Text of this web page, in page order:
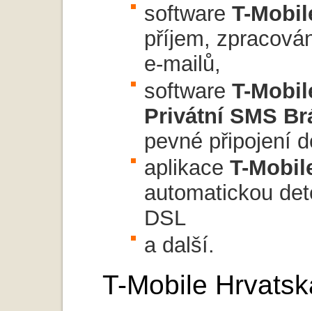
software T-
příjem,
e-mailů,
software T-
Privátní SMS
pevné připojení
aplikace T-
automatickou
DSL
a další.
T-Mobile